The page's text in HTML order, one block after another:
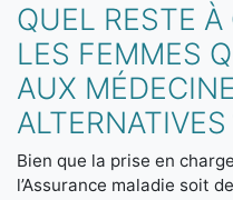
QUEL RESTE
LES FEMMES
AUX
ALTERNATIVES
Bien que la prise en
l’Assurance maladie soit